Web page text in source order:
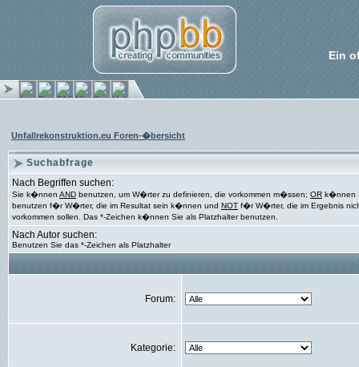
Ein
Unfallrekonstruktion.eu Foren-�bersicht
Suchabfrage
Nach Begriffen suchen:
Sie k�nnen AND benutzen, um W�rter zu definieren, die vorkommen m�ssen; OR k�nnen
benutzen f�r W�rter, die im Resultat sein k�nnen und NOT f�r W�rter, die im Ergebnis
vorkommen sollen. Das *-Zeichen k�nnen Sie als Platzhalter benutzen.
Nach Autor suchen:
Benutzen Sie das *-Zeichen als Platzhalter
Forum:
Kategorie: